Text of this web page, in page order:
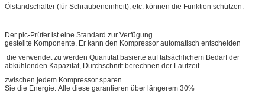
Ölstandschalter (für Schraubeneinheit), etc. können die Funktion schützen.
Der plc-Prüfer ist eine Standard zur Verfügung
gestellte Komponente. Er kann den Kompressor automatisch entscheiden
die verwendet zu werden Quantität basierte auf tatsächlichem Bedarf der
abkühlenden Kapazität, Durchschnitt berechnen der Laufzeit
zwischen jedem Kompressor sparen
Sie die Energie. Alle diese garantieren über längerem 30%